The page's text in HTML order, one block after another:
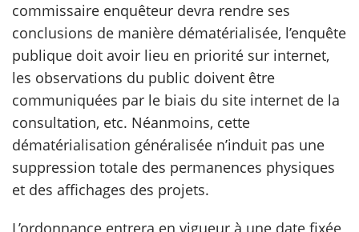
commissaire enquêteur devra rendre ses
conclusions de manière dématérialisée, l’enquête
publique doit avoir lieu en priorité sur internet,
les observations du public doivent être
communiquées par le biais du site internet de la
consultation, etc. Néanmoins, cette
dématérialisation généralisée n’induit pas une
suppression totale des permanences physiques
et des affichages des projets.
L’ordonnance entrera en vigueur à une date fixée